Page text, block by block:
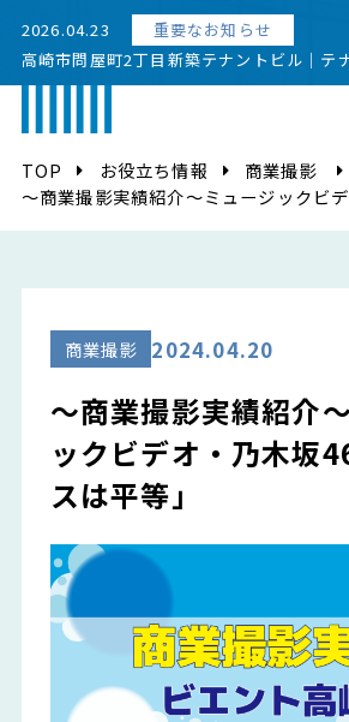
2026.04.23
重要なお知らせ
高崎市問屋町2丁目新築テナントビル｜テ
TOP お役立ち情報
商業撮影
～商業撮影実績紹介～ミュージックビ
商業撮影 2024.04.20
～商業撮影実績紹介
ックビデオ・乃木坂
スは平等」